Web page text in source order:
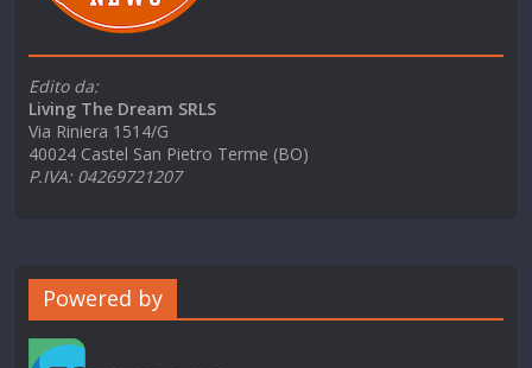
Edito da:
Living The Dream SRLS
Via Riniera 1514/G
40024 Castel San Pietro Terme (BO)
P.IVA: 04269721207
Powered by